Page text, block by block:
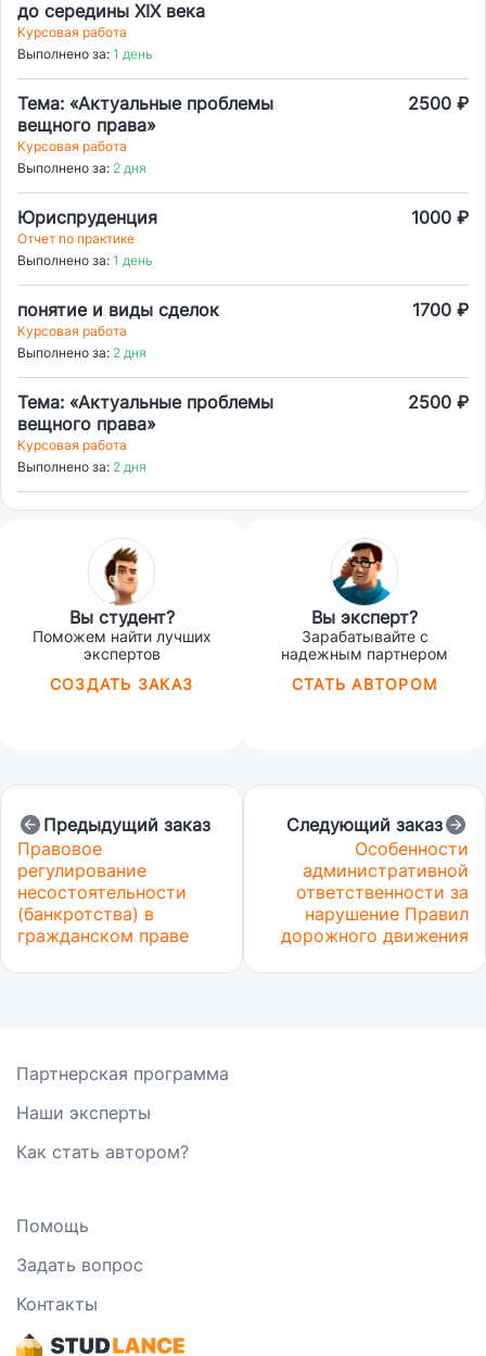
до середины XIX века
Курсовая работа
Выполнено за: 1 день
Тема: «Актуальные проблемы
вещного права»
2500 ₽
Курсовая работа
Выполнено за: 2 дня
Юриспруденция 1000 ₽
Отчет по практике
Выполнено за: 1 день
понятие и виды сделок 1700 ₽
Курсовая работа
Выполнено за: 2 дня
Тема: «Актуальные проблемы
вещного права»
2500 ₽
Курсовая работа
Выполнено за: 2 дня
Вы студент?
Поможем найти лучших
экспертов
СОЗДАТЬ ЗАКАЗ
Вы эксперт?
Зарабатывайте с
надежным партнером
СТАТЬ АВТОРОМ
Предыдущий заказ
Правовое
регулирование
несостоятельности
(банкротства) в
гражданском праве
Следующий заказ
Особенности
административной
ответственности за
нарушение Правил
дорожного движения
Партнерская программа
Наши эксперты
Как стать автором?
Помощь
Задать вопрос
Контакты